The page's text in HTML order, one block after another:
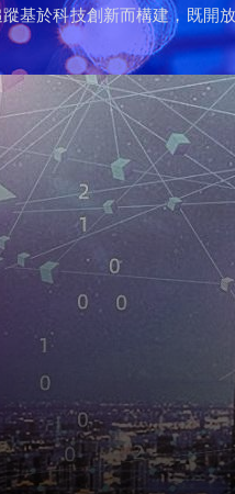
蹤基於科技創新而構建，既開